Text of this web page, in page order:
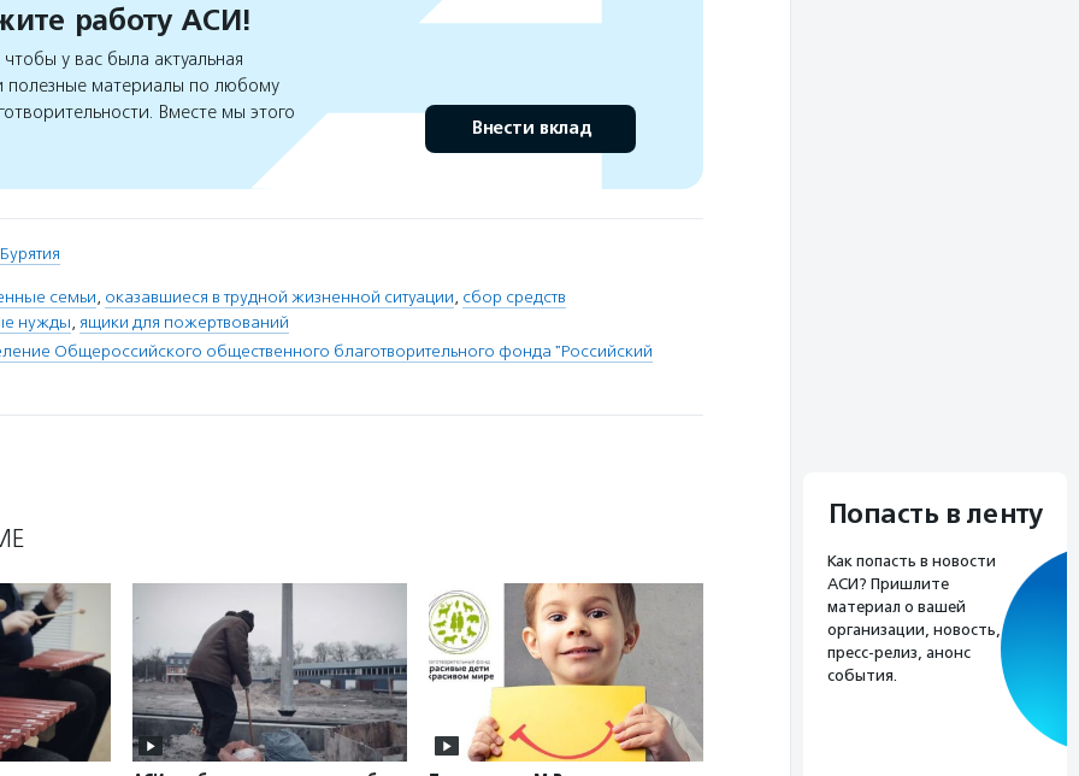
работу АСИ!
у вас была актуальная
материалы по любому
Вместе мы этого
Внести вклад
семьи, оказавшиеся в трудной жизненной ситуации, сбор средств
нужды, ящики для пожертвований
Общероссийского общественного благотворительного фонда "Российский
Попасть в ленту
Как попасть в новости
АСИ? Пришлите
материал о вашей
организации, новость,
пресс-релиз, анонс
события.